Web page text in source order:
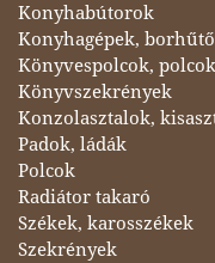
Konyhabútorok
Konyhagépek,
Könyvespolcok, polcok
Könyvszekrények
Konzolasztalok,
Padok, ládák
Polcok
Radiátor takaró
Székek, karosszékek
Szekrények